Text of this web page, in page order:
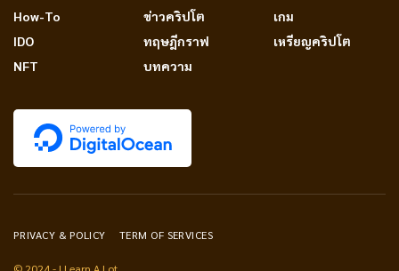
How-To
IDO
NFT
ข่าวคริปโต
ทฤษฎีกราฟ
บทความ
เกม
เหรียญคริปโต
PRIVACY & POLICY TERM OF SERVICES